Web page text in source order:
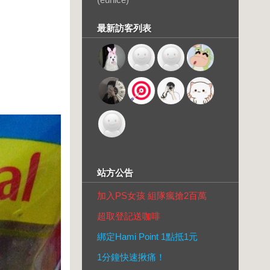
最新訪客列表
站方公告
加入PS女孩 組隊瘋搶2百萬
超取登記送咖啡
綁定Hami Point 1點抵1元
1分鐘快速揪痛！